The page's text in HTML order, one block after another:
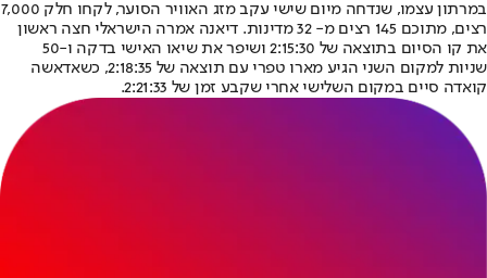
במרתון עצמו, שנדחה מיום שישי עקב מזג האוויר הסוער, לקחו חלק 7,000
רצים, מתוכם 145 רצים מ- 32 מדינות. דיאנה אמרה הישראלי חצה ראשון
את קו הסיום בתוצאה של 2:15:30 ושיפר את שיאו האישי בדקה ו-50
שניות למקום השני הגיע מארו טפרי עם תוצאה של 2:18:35, כשאדאשה
קואדה סיים במקום השלישי אחרי שקבע זמן של 2:21:33.